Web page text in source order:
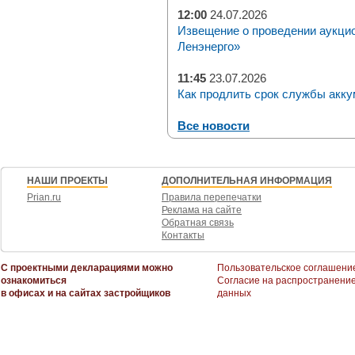
12:00 24.07.2026
Извещение о проведении
Ленэнерго»
11:45 23.07.2026
Как продлить срок службы
Все новости
НАШИ ПРОЕКТЫ
Prian.ru
ДОПОЛНИТЕЛЬНАЯ ИНФОРМАЦИЯ
Правила перепечатки
Реклама на сайте
Обратная связь
Контакты
С проектными декларациями можно
ознакомиться
в офисах и на сайтах застройщиков
Пользовательское
Согласие на
данных